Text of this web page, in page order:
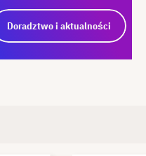
Doradztwo i aktualności